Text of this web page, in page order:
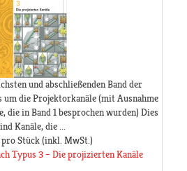
und abschließenden Band der
um die Projektorkanäle (mit Ausnahme
die in Band 1 besprochen wurden) Dies
Kanäle, die ...
pro Stück(inkl. MwSt.)
Typus 3 – Die projizierten Kanäle